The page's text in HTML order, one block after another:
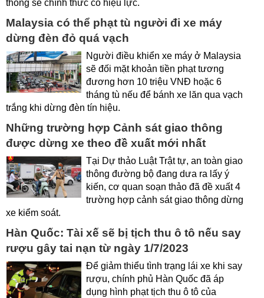
thông sẽ chính thức có hiệu lực.
Malaysia có thể phạt tù người đi xe máy
dừng đèn đỏ quá vạch
Người điều khiển xe máy ở Malaysia
sẽ đối mặt khoản tiền phạt tương
đương hơn 10 triệu VNĐ hoặc 6
tháng tù nếu để bánh xe lăn qua vạch
trắng khi dừng đèn tín hiệu.
Những trường hợp Cảnh sát giao thông
được dừng xe theo đề xuất mới nhất
Tại Dự thảo Luật Trật tự, an toàn giao
thông đường bộ đang dưa ra lấy ý
kiến, cơ quan soạn thảo đã đề xuất 4
trường hợp cảnh sát giao thông dừng
xe kiểm soát.
Hàn Quốc: Tài xế sẽ bị tịch thu ô tô nếu say
rượu gây tai nạn từ ngày 1/7/2023
Để giảm thiểu tình trạng lái xe khi say
rượu, chính phủ Hàn Quốc đã áp
dụng hình phạt tịch thu ô tô của